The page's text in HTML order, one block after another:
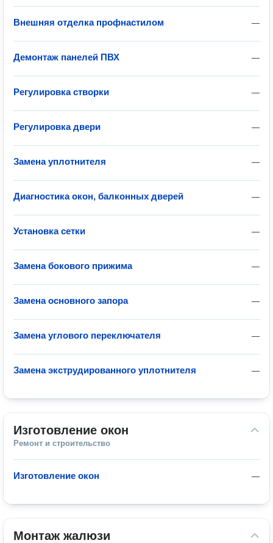
—
Внешняя отделка профнастилом
—
Демонтаж панелей ПВХ
—
Регулировка створки
—
Регулировка двери
—
Замена уплотнителя
—
Диагностика окон, балконных дверей
—
Установка сетки
—
Замена бокового прижима
—
Замена основного запора
—
Замена углового переключателя
—
Замена экструдированного уплотнителя
Изготовление окон
Ремонт и строительство
—
Изготовление окон
Монтаж жалюзи